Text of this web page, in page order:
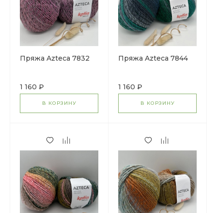
Пряжа Azteca 7832
1 160 ₽
В КОРЗИНУ
Пряжа Azteca 7844
1 160 ₽
В КОРЗИНУ